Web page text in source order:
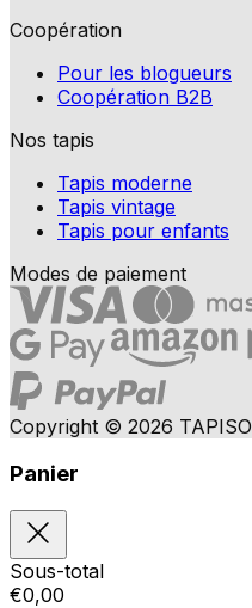
Coopération
Pour les blogueurs
Coopération B2B
Nos tapis
Tapis moderne
Tapis vintage
Tapis pour enfants
Modes de paiement
Copyright © 2026 TAPISO
Panier
Sous-total
€0,00